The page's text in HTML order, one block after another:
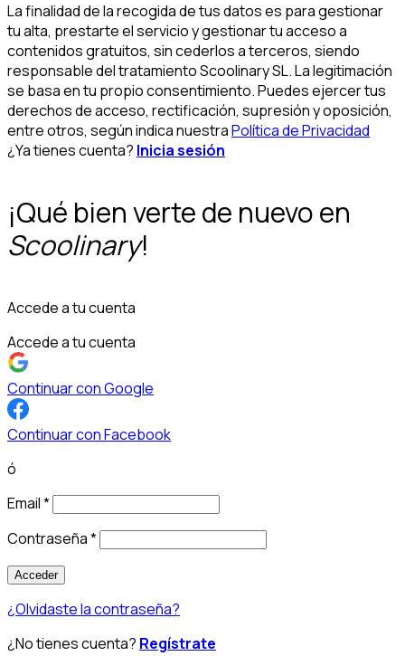
La finalidad de la recogida de tus datos es para gestionar
tu alta, prestarte el servicio y gestionar tu acceso a
contenidos gratuitos, sin cederlos a terceros, siendo
responsable del tratamiento Scoolinary SL. La legitimación
se basa en tu propio consentimiento. Puedes ejercer tus
derechos de acceso, rectificación, supresión y oposición,
entre otros, según indica nuestraPolítica de Privacidad
¿Ya tienes cuenta? Inicia sesión
¡Qué bien verte de nuevo en
Scoolinary!
Accede a tu cuenta
Accede a tu cuenta
Continuar con Google
Continuar con Facebook
ó
Email*
Contraseña*
Acceder
¿Olvidaste la contraseña?
¿No tienes cuenta? Regístrate